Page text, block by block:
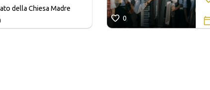
della Chiesa Madre
0